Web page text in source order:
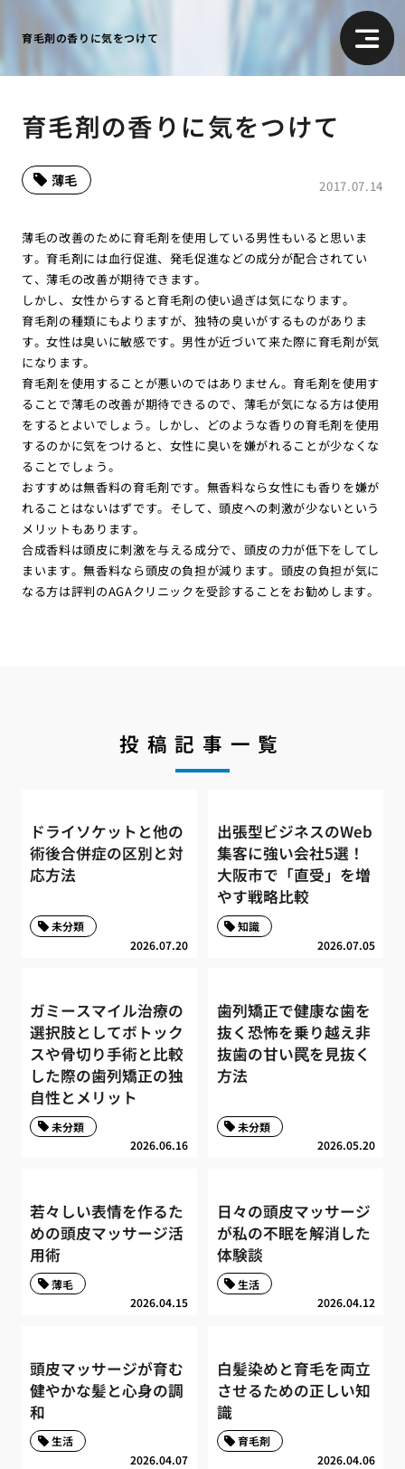
育毛剤の香りに気をつけて
育毛剤の香りに気をつけて
2017.07.14
薄毛
薄毛の改善のために育毛剤を使用している男性もいると思いま
す。育毛剤には血行促進、発毛促進などの成分が配合されてい
て、薄毛の改善が期待できます。
しかし、女性からすると育毛剤の使い過ぎは気になります。
育毛剤の種類にもよりますが、独特の臭いがするものがありま
す。女性は臭いに敏感です。男性が近づいて来た際に育毛剤が気
になります。
育毛剤を使用することが悪いのではありません。育毛剤を使用す
ることで薄毛の改善が期待できるので、薄毛が気になる方は使用
をするとよいでしょう。しかし、どのような香りの育毛剤を使用
するのかに気をつけると、女性に臭いを嫌がれることが少なくな
ることでしょう。
おすすめは無香料の育毛剤です。無香料なら女性にも香りを嫌が
れることはないはずです。そして、頭皮への刺激が少ないという
メリットもあります。
合成香料は頭皮に刺激を与える成分で、頭皮の力が低下をしてし
まいます。無香料なら頭皮の負担が減ります。頭皮の負担が気に
なる方は評判のAGAクリニックを受診することをお勧めします。
投稿記事一覧
ドライソケットと他の
術後合併症の区別と対
応方法
2026.07.20
未分類
出張型ビジネスのWeb
集客に強い会社5選！
大阪市で「直受」を増
やす戦略比較
2026.07.05
知識
ガミースマイル治療の
選択肢としてボトック
スや骨切り手術と比較
した際の歯列矯正の独
自性とメリット
2026.06.16
未分類
歯列矯正で健康な歯を
抜く恐怖を乗り越え非
抜歯の甘い罠を見抜く
方法
2026.05.20
未分類
若々しい表情を作るた
めの頭皮マッサージ活
用術
2026.04.15
薄毛
日々の頭皮マッサージ
が私の不眠を解消した
体験談
2026.04.12
生活
頭皮マッサージが育む
健やかな髪と心身の調
和
2026.04.07
生活
白髪染めと育毛を両立
させるための正しい知
識
2026.04.06
育毛剤